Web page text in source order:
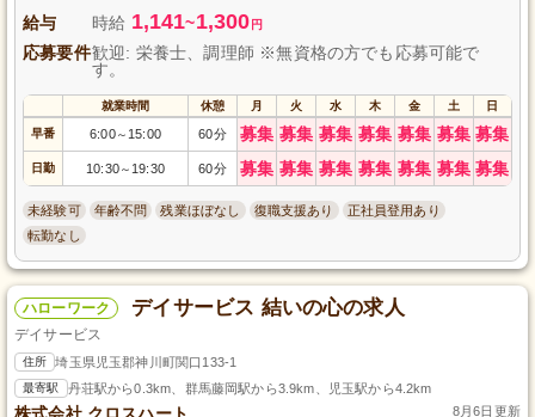
給与 時給 1,141~1,300 円
応募要件歓迎: 栄養士、調理師 ※無資格の方でも応募可能で
す。
就業時間 休憩 月 火 水 木 金 土 日
早番 6:00～ 15:00 60分 募集 募集 募集 募集 募集 募集 募集
日勤 10:30～ 19:30 60分 募集 募集 募集 募集 募集 募集 募集
未経験可 年齢不問 残業ほぼなし 復職支援あり
正社員登用あり
転勤なし
ハローワーク デイサービス 結いの心の求人
デイサービス
住所 埼玉県児玉郡神川町関口133-1
最寄駅 丹荘駅から0.3km、群馬藤岡駅から3.9km、児玉駅から4.2km
8月6日更新